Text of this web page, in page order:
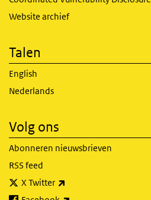
Website archief
Talen
English
Nederlands
Volg ons
Abonneren nieuwsbrieven
RSS feed
X Twitter